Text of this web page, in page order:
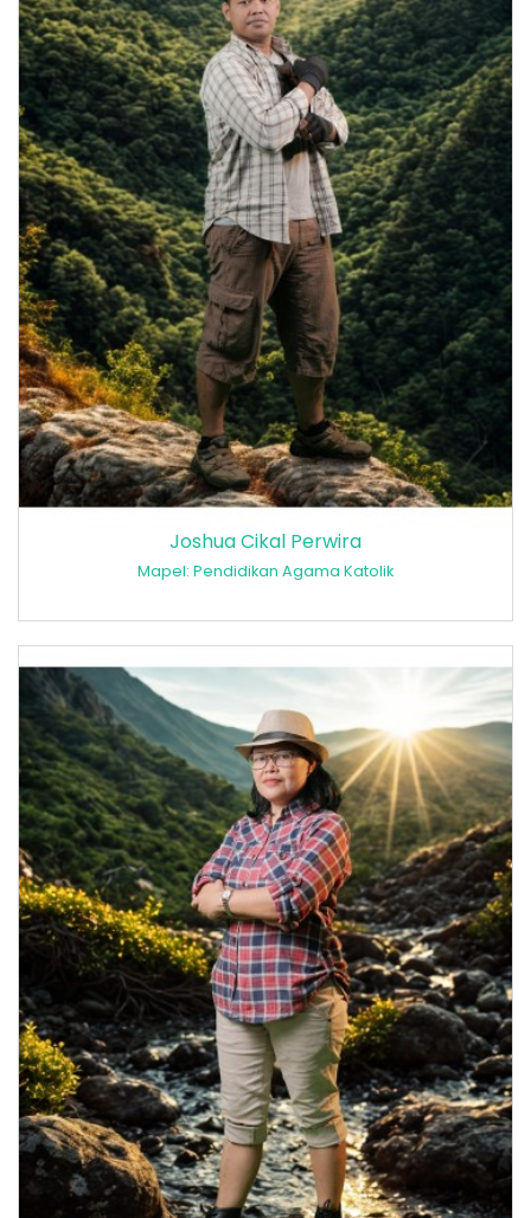
Joshua Cikal Perwira
Mapel: Pendidikan Agama Katolik